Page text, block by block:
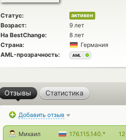
Статус: активен
Возраст: 9 лет
На BestChange: 8 лет
Страна:
Германия
AML-прозрачность:
AML
Отзывы Статистика
Добавить отзыв
Михаил 176.115.140.*